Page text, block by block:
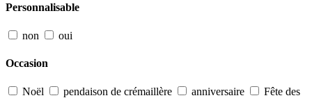
Personnalisable
non oui
Occasion
Noël pendaison de crémaillère anniversaire
Fête des